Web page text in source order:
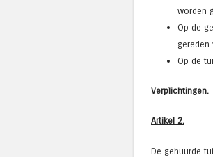
worden
Op de
Op de
Verplichtingen.
Artikel 2.
De gehuurde